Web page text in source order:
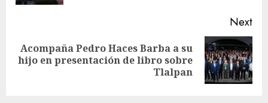
Next
Acompaña Pedro Haces Barba a su
hijo en presentación de libro sobre
Tlalpan